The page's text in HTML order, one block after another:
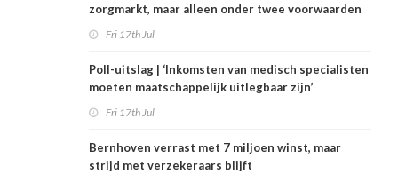
zorgmarkt, maar alleen onder twee voorwaarden
Fri 17th Jul
Poll-uitslag | ‘Inkomsten van medisch specialisten
moeten maatschappelijk uitlegbaar zijn’
Fri 17th Jul
Bernhoven verrast met 7 miljoen winst, maar
strijd met verzekeraars blijft